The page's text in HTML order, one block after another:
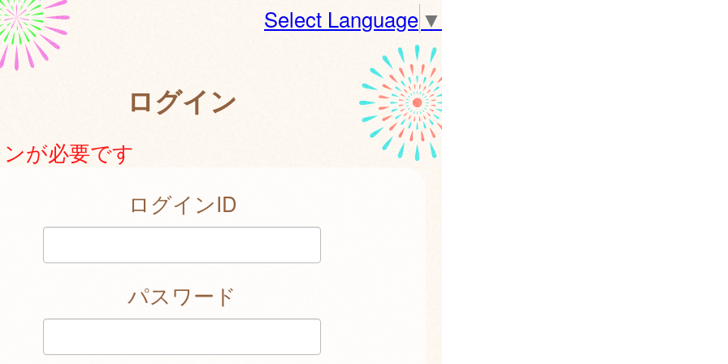
Select Language ▼
ログイン
が必要です
ログインID
パスワード